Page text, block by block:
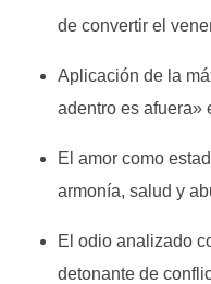
de convertir el
Aplicación de la
adentro es afuera»
El amor como
armonía, salud y
El odio analizado
detonante de